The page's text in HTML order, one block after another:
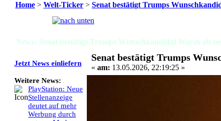
Home > Welt-Ticker > Senat bestätigt Trumps
News: Senat bestätigt Trumps Wunschkandidat Warsh als
Jetzt News einliefern
Weitere News:
PlayStation: Neue
Stellenanzeige
deutet auf mehr
Werbung durch
Senat bestätigt Trumps
« am: 13.05.2026, 22:19:25 »